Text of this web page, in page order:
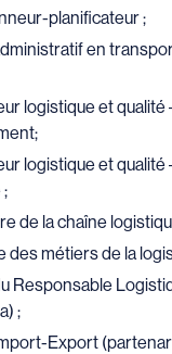
planificateur ;
en
logistique et qualité
logistique et qualité
de la chaîne
des métiers de la
Responsable
;
Export